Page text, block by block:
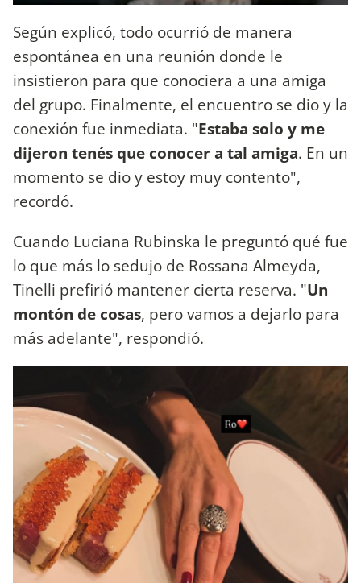
Según explicó, todo ocurrió de manera
espontánea en una reunión donde le
insistieron para que conociera a una amiga
del grupo. Finalmente, el encuentro se dio y la
conexión fue inmediata. "Estaba solo y me
dijeron tenés que conocer a tal amiga. En un
momento se dio y estoy muy contento",
recordó.
Cuando Luciana Rubinska le preguntó qué fue
lo que más lo sedujo de Rossana Almeyda,
Tinelli prefirió mantener cierta reserva. "Un
montón de cosas, pero vamos a dejarlo para
más adelante", respondió.